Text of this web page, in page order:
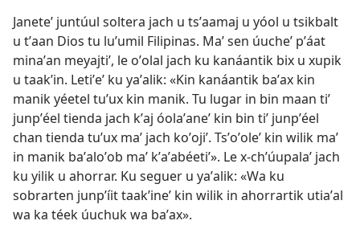
Janeteʼ juntúul soltera jach u tsʼaamaj u yóol u tsikbalt
u tʼaan Dios tu luʼumil Filipinas. Maʼ sen úucheʼ pʼáat
minaʼan meyajtiʼ, le oʼolal jach ku kanáantik bix u xupik
u taakʼin. Letiʼeʼ ku yaʼalik: «Kin kanáantik baʼax kin
manik yéetel tuʼux kin manik. Tu lugar in bin maan tiʼ
junpʼéel tienda jach kʼaj óolaʼaneʼ kin bin tiʼ junpʼéel
chan tienda tuʼux maʼ jach koʼojiʼ. Tsʼoʼoleʼ kin wilik maʼ
in manik baʼaloʼob maʼ kʼaʼabéetiʼ». Le x-chʼúupalaʼ jach
ku yilik u ahorrar. Ku seguer u yaʼalik: «Wa ku
sobrarten junpʼíit taakʼineʼ kin wilik in ahorrartik utiaʼal
wa ka téek úuchuk wa baʼax».